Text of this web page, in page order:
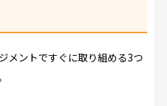
メントですぐに取り組める3つ